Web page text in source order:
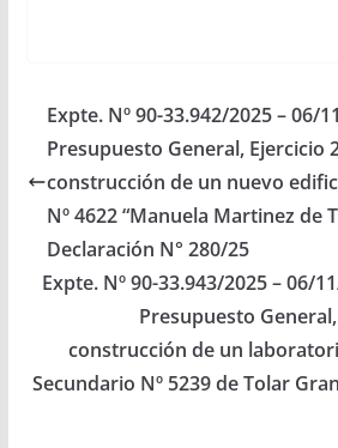
90-33.926/2025, a la
Comisión de Obras
Públicas e Industria).…
Expte. Nº 90-33.942/2025 – 06/
Presupuesto General, Ejercicio
construcción de un nuevo
Nº 4622 “Manuela Martinez de
Declaración N° 280/25
Expte. Nº 90-33.943/2025 – 06/
Presupuesto
construcción de un
Secundario Nº 5239 de Tolar